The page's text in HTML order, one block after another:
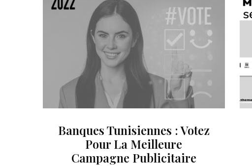
Banques Tunisiennes : Votez
Pour La Meilleure
Campagne Publicitaire